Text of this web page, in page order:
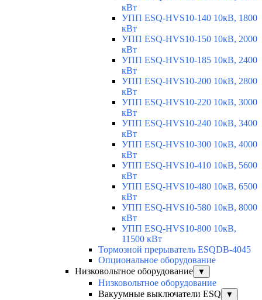
кВт
УПП ESQ-HVS10-140 10кВ, 1800
кВт
УПП ESQ-HVS10-150 10кВ, 2000
кВт
УПП ESQ-HVS10-185 10кВ, 2400
кВт
УПП ESQ-HVS10-200 10кВ, 2800
кВт
УПП ESQ-HVS10-220 10кВ, 3000
кВт
УПП ESQ-HVS10-240 10кВ, 3400
кВт
УПП ESQ-HVS10-300 10кВ, 4000
кВт
УПП ESQ-HVS10-410 10кВ, 5600
кВт
УПП ESQ-HVS10-480 10кВ, 6500
кВт
УПП ESQ-HVS10-580 10кВ, 8000
кВт
УПП ESQ-HVS10-800 10кВ,
11500 кВт
Тормозной прерыватель ESQDB-4045
Опциональное оборудование
Низковольтное оборудование
▼
Низковольтное оборудование
Вакуумные выключатели ESQ
▼